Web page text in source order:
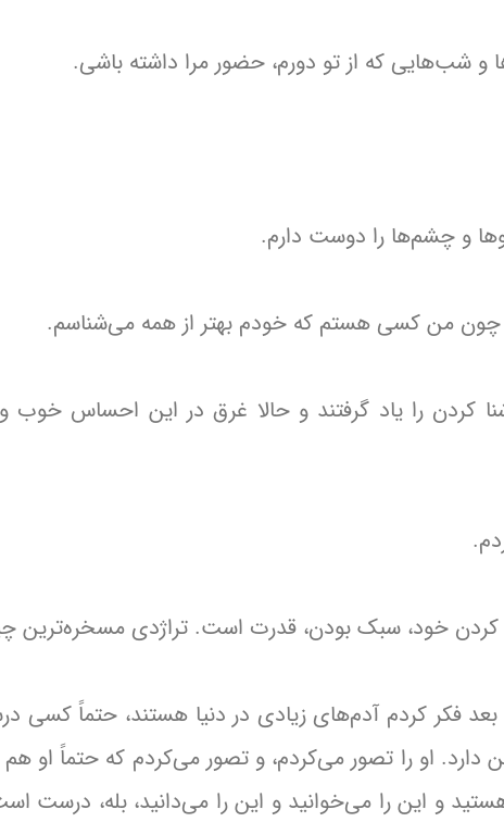
و شب‌هایی که از تو دورم، حضور مرا داشته باشی.
و چشم‌ها را دوست دارم.
من کسی هستم که خودم بهتر از همه می‌شناسم.
کردن را یاد گرفتند و حالا غرق در این احساس خوب
کردن خود، سبک بودن، قدرت است. تراژدی مسخره‌ترین
بعد فکر کردم آدم‌های زیادی در دنیا هستند، حتماً کسی
او را تصور می‌کردم، و تصور می‌کردم که حتماً او
و این را می‌خوانید و این را می‌دانید، بله، درست